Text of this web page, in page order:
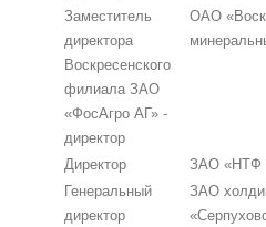
Заместитель
директора
Воскресенского
филиала ЗАО
«ФосАгро АГ» -
директор
ОАО
Директор
ЗАО «НТФ
Генеральный
директор
ЗАО